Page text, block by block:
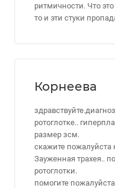
ритмичности. Что
то и эти стуки
Корнеева
ротоглотке..
размер зсм.
скажите
Зауженная трахея..
ротоглотки.
помогите